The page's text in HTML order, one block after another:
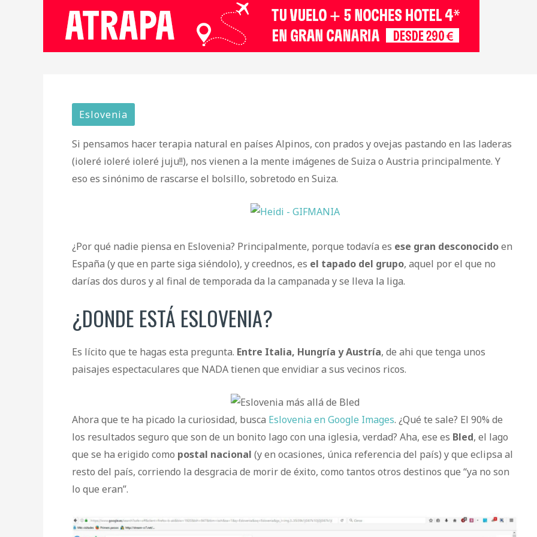
Eslovenia
Si pensamos hacer terapia natural en países Alpinos, con prados y ovejas pastando en las laderas
(ioleré ioleré ioleré juju!!), nos vienen a la mente imágenes de Suiza o Austria principalmente. Y
eso es sinónimo de rascarse el bolsillo, sobretodo en Suiza.
¿Por qué nadie piensa en Eslovenia? Principalmente, porque todavía es ese gran desconocidoen
España (y que en parte siga siéndolo), y creednos, es el tapado del grupo, aquel por el que no
darías dos duros y al final de temporada da la campanada y se lleva la liga.
¿DONDE ESTÁ ESLOVENIA?
Es lícito que te hagas esta pregunta. Entre Italia, Hungría y Austría, de ahi que tenga unos
paisajes espectaculares que NADA tienen que envidiar a sus vecinos ricos.
Ahora que te ha picado la curiosidad, busca Eslovenia en Google Images. ¿Qué te sale? El 90% de
los resultados seguro que son de un bonito lago con una iglesia, verdad? Aha, ese es Bled, el lago
que se ha erigido como postal nacional (y en ocasiones, única referencia del país) y que eclipsa al
resto del país, corriendo la desgracia de morir de éxito, como tantos otros destinos que “ya no son
lo que eran”.